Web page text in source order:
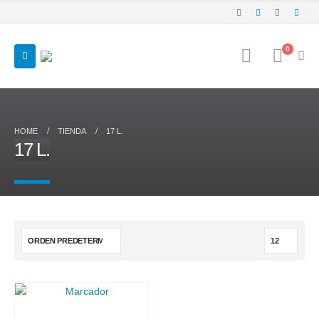
0
HOME TIENDA 17 L.
17 L.